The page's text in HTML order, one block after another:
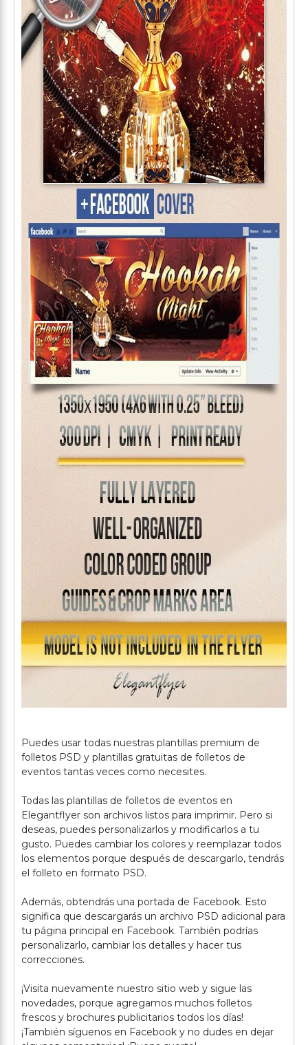
Puedes usar todas nuestras plantillas premium de
folletos PSD y plantillas gratuitas de folletos de
eventos tantas veces como necesites.
Todas las plantillas de folletos de eventos en
Elegantflyer son archivos listos para imprimir. Pero si
deseas, puedes personalizarlos y modificarlos a tu
gusto. Puedes cambiar los colores y reemplazar todos
los elementos porque después de descargarlo, tendrás
el folleto en formato PSD.
Además, obtendrás una portada de Facebook. Esto
significa que descargarás un archivo PSD adicional para
tu página principal en Facebook. También podrías
personalizarlo, cambiar los detalles y hacer tus
correcciones.
¡Visita nuevamente nuestro sitio web y sigue las
novedades, porque agregamos muchos folletos
frescos y brochures publicitarios todos los días!
¡También síguenos en Facebook y no dudes en dejar